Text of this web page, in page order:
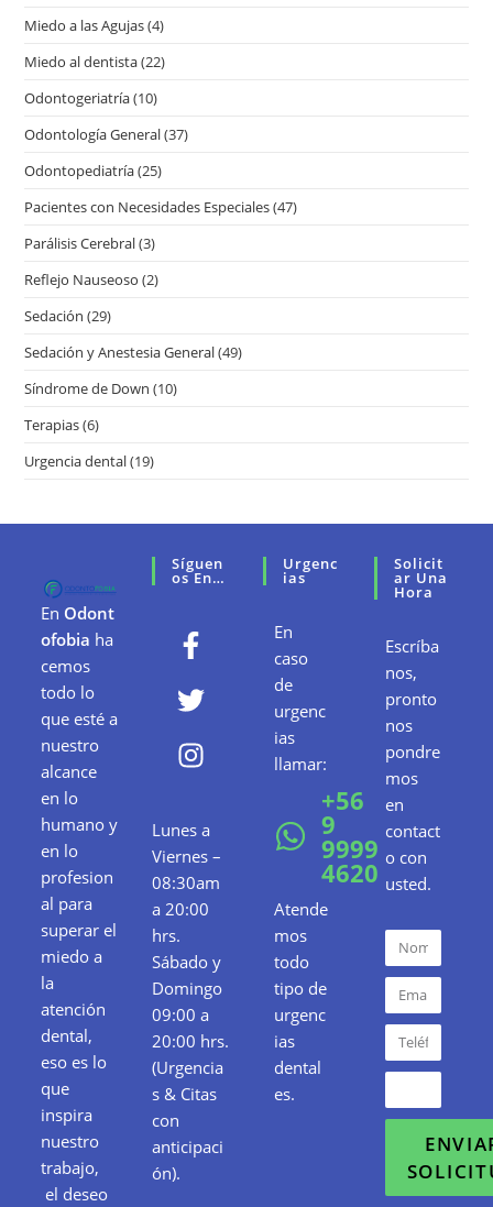
Miedo a las Agujas(4)
Miedo al dentista(22)
Odontogeriatría(10)
Odontología General(37)
Odontopediatría(25)
Pacientes con Necesidades Especiales(47)
Parálisis Cerebral(3)
Reflejo Nauseoso (2)
Sedación (29)
Sedación y Anestesia General(49)
Síndrome de Down (10)
Terapias(6)
Urgencia dental(19)
En Odont
ofobia ha
cemos
todo lo
que esté a
nuestro
alcance
en lo
humano y
en lo
profesion
al para
superar el
miedo a
la
atención
dental,
eso es lo
que
inspira
nuestro
trabajo,
el deseo
Síguen
Os En…
Lunes a
Viernes –
08:30am
a 20:00
hrs.
Sábado y
Domingo
09:00 a
20:00 hrs.
(Urgencia
s & Citas
con
anticipaci
ón).
Urgenc
Ias
En
caso
de
urgenc
ias
llamar:
+56
9
9999
4620
Atende
mos
todo
tipo de
urgenc
ias
dental
es.
Solicit
Ar Una
Hora
Escríba
nos,
pronto
nos
pondre
mos
en
contact
o con
usted.